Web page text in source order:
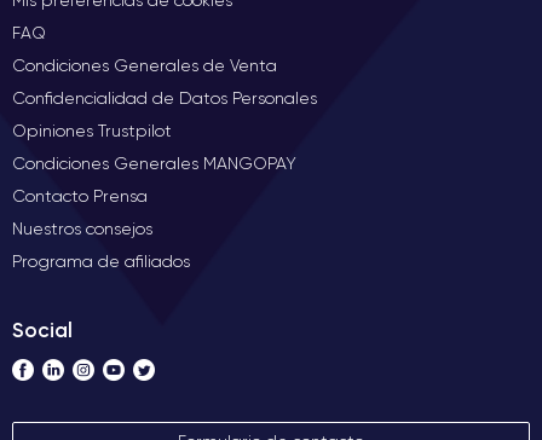
FAQ
Condiciones Generales de Venta
Confidencialidad de Datos Personales
Opiniones Trustpilot
Condiciones Generales MANGOPAY
Contacto Prensa
Nuestros consejos
Programa de afiliados
Social